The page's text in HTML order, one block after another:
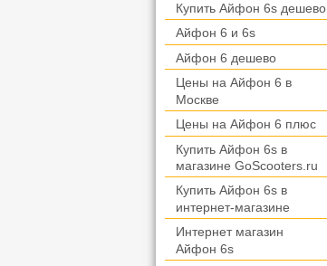
Купить Айфон 6s дешево
Айфон 6 и 6s
Айфон 6 дешево
Цены на Айфон 6 в
Москве
Цены на Айфон 6 плюс
Купить Айфон 6s в
магазине GoScooters.ru
Купить Айфон 6s в
интернет-магазине
Интернет магазин
Айфон 6s